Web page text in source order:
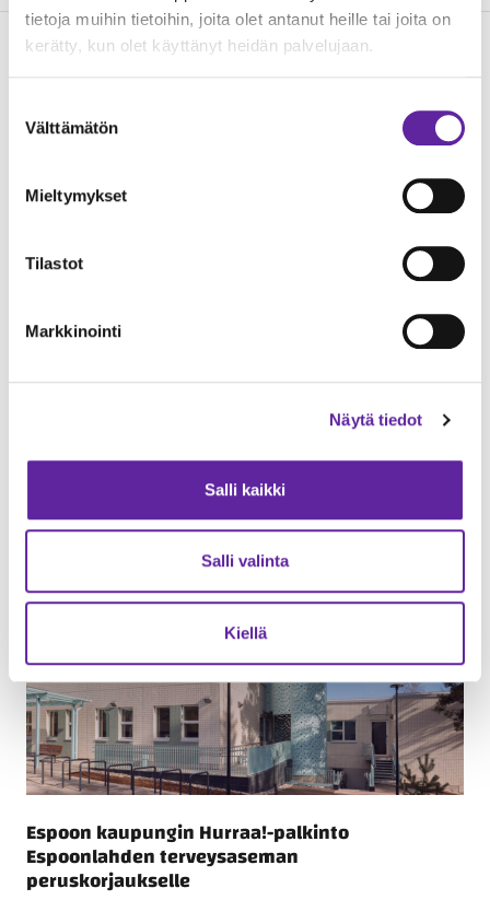
tietoja muihin tietoihin, joita olet antanut heille tai joita on
kerätty, kun olet käyttänyt heidän palvelujaan.
valinta
Välttämätön
Mieltymykset
Tilastot
Markkinointi
Näytä tiedot
Salli kaikki
Salli valinta
Kiellä
Jatke urakoi Etelä-Karjalan hyvinvointialueelle
13.04.2026
Espoon kaupungin Hurraa!-palkinto
Espoonlahden terveysaseman
peruskorjaukselle